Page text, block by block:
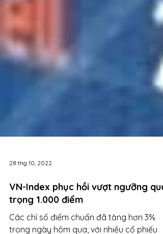
28 thg 10, 2022
VN-Index phục hồi vượt ngưỡng